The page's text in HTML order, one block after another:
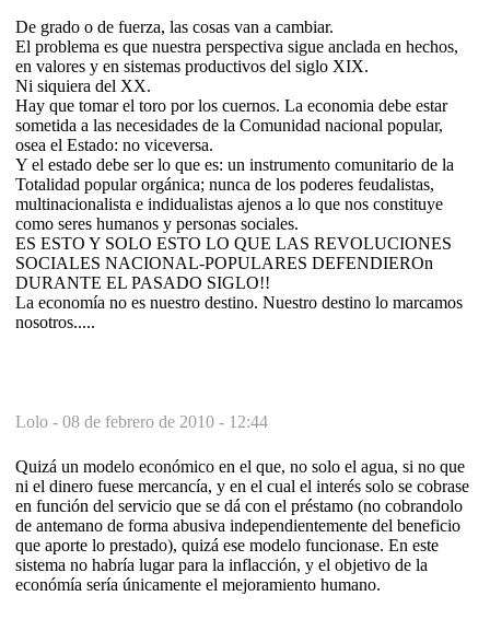
De grado o de fuerza, las cosas van a cambiar.
El problema es que nuestra perspectiva sigue anclada en hechos,
en valores y en sistemas productivos del siglo XIX.
Ni siquiera del XX.
Hay que tomar el toro por los cuernos. La economia debe estar
sometida a las necesidades de la Comunidad nacional popular,
osea el Estado: no viceversa.
Y el estado debe ser lo que es: un instrumento comunitario de la
Totalidad popular orgánica; nunca de los poderes feudalistas,
multinacionalista e indidualistas ajenos a lo que nos constituye
como seres humanos y personas sociales.
ES ESTO Y SOLO ESTO LO QUE LAS REVOLUCIONES
SOCIALES NACIONAL-POPULARES DEFENDIEROn
DURANTE EL PASADO SIGLO!!
La economía no es nuestro destino. Nuestro destino lo marcamos
nosotros.....
Lolo - 08 de febrero de 2010 - 12:44
Quizá un modelo económico en el que, no solo el agua, si no que
ni el dinero fuese mercancía, y en el cual el interés solo se cobrase
en función del servicio que se dá con el préstamo (no cobrandolo
de antemano de forma abusiva independientemente del beneficio
que aporte lo prestado), quizá ese modelo funcionase. En este
sistema no habría lugar para la inflacción, y el objetivo de la
económía sería únicamente el mejoramiento humano.